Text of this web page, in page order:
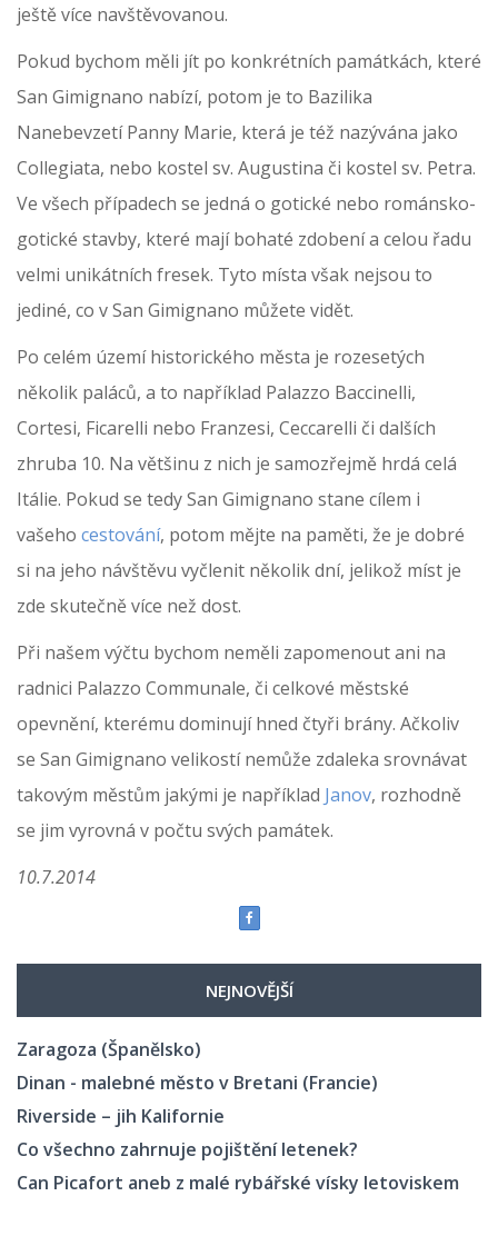
ještě více navštěvovanou.
Pokud bychom měli jít po konkrétních památkách, které
San Gimignano nabízí, potom je to Bazilika
Nanebevzetí Panny Marie, která je též nazývána jako
Collegiata, nebo kostel sv. Augustina či kostel sv. Petra.
Ve všech případech se jedná o gotické nebo románsko-
gotické stavby, které mají bohaté zdobení a celou řadu
velmi unikátních fresek. Tyto místa však nejsou to
jediné, co v San Gimignano můžete vidět.
Po celém území historického města je rozesetých
několik paláců, a to například Palazzo Baccinelli,
Cortesi, Ficarelli nebo Franzesi, Ceccarelli či dalších
zhruba 10. Na většinu z nich je samozřejmě hrdá celá
Itálie. Pokud se tedy San Gimignano stane cílem i
vašeho cestování, potom mějte na paměti, že je dobré
si na jeho návštěvu vyčlenit několik dní, jelikož míst je
zde skutečně více než dost.
Při našem výčtu bychom neměli zapomenout ani na
radnici Palazzo Communale, či celkové městské
opevnění, kterému dominují hned čtyři brány. Ačkoliv
se San Gimignano velikostí nemůže zdaleka srovnávat
takovým městům jakými je například Janov, rozhodně
se jim vyrovná v počtu svých památek.
10.7.2014
NEJNOVĚJŠÍ
Zaragoza (Španělsko)
Dinan - malebné město v Bretani (Francie)
Riverside – jih Kalifornie
Co všechno zahrnuje pojištění letenek?
Can Picafort aneb z malé rybářské vísky letoviskem